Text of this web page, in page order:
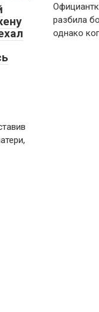
разбила
однако